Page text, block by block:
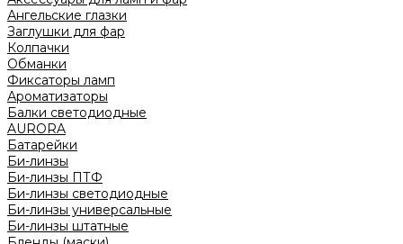
Ангельские глазки
Заглушки для фар
Колпачки
Обманки
Фиксаторы ламп
Ароматизаторы
Балки светодиодные
AURORA
Батарейки
Би-линзы
Би-линзы ПТФ
Би-линзы светодиодные
Би-линзы универсальные
Би-линзы штатные